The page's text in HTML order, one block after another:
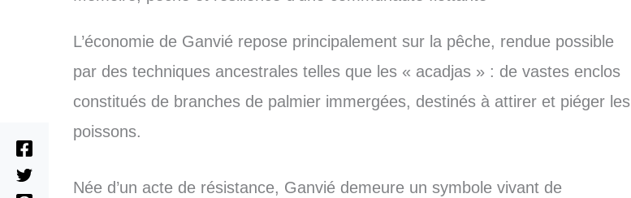
L’économie de Ganvié repose principalement sur la pêche, rendue possible
par des techniques ancestrales telles que les « acadjas » : de vastes enclos
constitués de branches de palmier immergées, destinés à attirer et piéger les
poissons.
Née d’un acte de résistance, Ganvié demeure un symbole vivant de